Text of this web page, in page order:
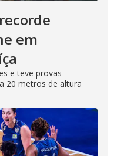
em
e teve provas
20 metros de altura